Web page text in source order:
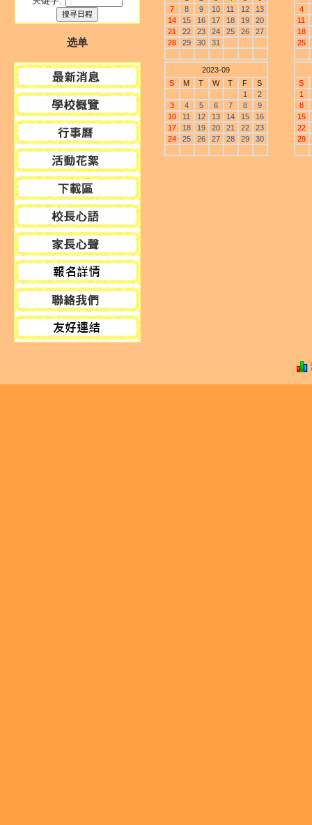
选单
7
8 9 10 11 12
13
14
15 16 17 18 19
20
21
22 23 24 25 26
27
28
29 30 31
4
11
18
25
2023-09
S
M T W T F
S
1
2
3
4 5 6 7 8
9
10
11 12 13 14 15
16
17
18 19 20 21 22
23
24
25 26 27 28 29 30
S
1
8
15
22
29